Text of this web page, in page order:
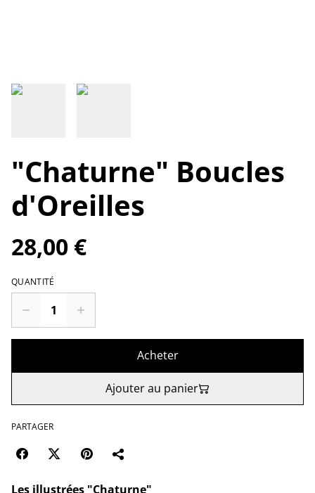
"Chaturne" Boucles
d'Oreilles
28,00 €
QUANTITÉ
Acheter
Ajouter au panier
PARTAGER
Les illustrées "Chaturne"